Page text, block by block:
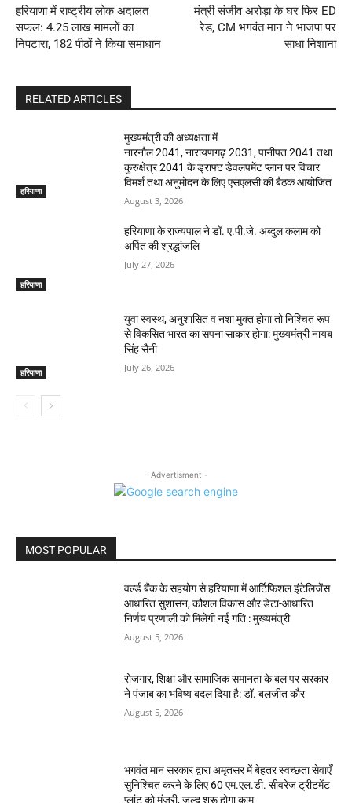
हरियाणा में राष्ट्रीय लोक अदालत
सफल: 4.25 लाख मामलों का
निपटारा, 182 पीठों ने किया समाधान
मंत्री संजीव अरोड़ा के घर फिर ED
रेड, CM भगवंत मान ने भाजपा पर
साधा निशाना
RELATED ARTICLES
हरियाणा
मुख्यमंत्री की अध्यक्षता में
नारनौल 2041, नारायणगढ़ 2031, पानीपत 2041 तथा
कुरुक्षेत्र 2041 के ड्राफ्ट डेवलपमेंट प्लान पर विचार
विमर्श तथा अनुमोदन के लिए एसएलसी की बैठक आयोजित
August 3, 2026
हरियाणा
हरियाणा के राज्यपाल ने डॉ. ए.पी.जे. अब्दुल कलाम को
अर्पित की श्रद्धांजलि
July 27, 2026
हरियाणा
युवा स्वस्थ, अनुशासित व नशा मुक्त होगा तो निश्चित रूप
से विकसित भारत का सपना साकार होगा: मुख्यमंत्री नायब
सिंह सैनी
July 26, 2026
- Advertisment -
MOST POPULAR
वर्ल्ड बैंक के सहयोग से हरियाणा में आर्टिफिशल इंटेलिजेंस
आधारित सुशासन, कौशल विकास और डेटा-आधारित
निर्णय प्रणाली को मिलेगी नई गति : मुख्यमंत्री
August 5, 2026
रोजगार, शिक्षा और सामाजिक समानता के बल पर सरकार
ने पंजाब का भविष्य बदल दिया है: डॉ. बलजीत कौर
August 5, 2026
भगवंत मान सरकार द्वारा अमृतसर में बेहतर स्वच्छता सेवाएँ
सुनिश्चित करने के लिए 60 एम.एल.डी. सीवरेज ट्रीटमेंट
प्लांट को मंज़ूरी, जल्द शुरू होगा काम